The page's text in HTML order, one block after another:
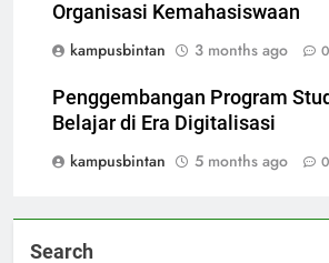
Organisasi Kemahasiswaan
kampusbintan
3 months ago 0
Penggembangan Program
Belajar di Era Digitalisasi
kampusbintan
5 months ago 0
Search